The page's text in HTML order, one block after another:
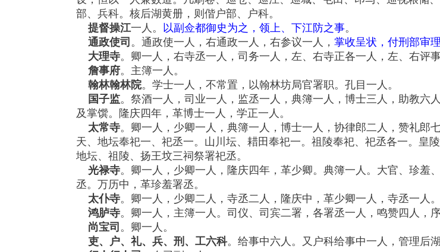
部、兵科。核后湖黄册，则偕户部、户科。
提督操江一人。 以副佥都御史为之，领上、下江防之事。
通政使司 。通政使一人，右通政一人，右参议一人， 掌收呈状，付刑部审理
大理寺。卿一人，右寺丞一人，司务一人，左、右寺正各一人，左、右评
詹事府。主簿一人。
翰林翰林院。学士一人，不常置，以翰林坊局官署职。孔目一人。
国子监。祭酒一人，司业一人，监丞一人，典簿一人，博士三人，助教六
及掌馔。隆庆四年，革博士一人，学正一人。
太常寺。卿一人，少卿一人，典簿一人，博士一人，协律郎二人，赞礼郎
天、地坛奉祀一、祀丞一。山川坛、耤田奉祀一。祖陵奉祀、祀丞各一。皇
地坛、祖陵、扬王坟三祠祭署祀丞。
光禄寺。卿一人，少卿一人，隆庆四年，革少卿。典簿一人。大官、珍
丞。万历中，革珍羞署丞。
太仆寺。卿一人，少卿二人，寺丞二人，隆庆中，革少卿一人，寺丞一人。
鸿胪寺。卿一人，主簿一人。司仪、司宾二署，各署丞一人，鸣赞四人，
尚宝司 。卿一人。
吏、户、礼、兵、刑、工六科。给事中六人。又户科给事中一人，管理后湖